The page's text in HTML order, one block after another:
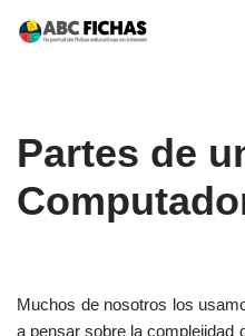
Partes de
Muchos de nosotros los
a pensar sobre la complejidad